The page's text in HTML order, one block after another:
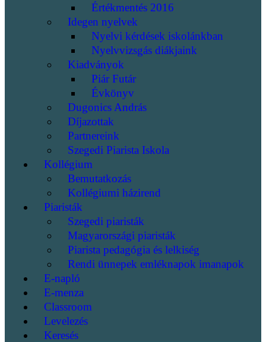
Értékmentés 2016
Idegen nyelvek
Nyelvi kérdések iskolánkban
Nyelvvizsgás diákjaink
Kiadványok
Piár Futár
Évkönyv
Dugonics András
Díjazottak
Partnereink
Szegedi Piarista Iskola
Kollégium
Bemutatkozás
Kollégiumi házirend
Piaristák
Szegedi piaristák
Magyarországi piaristák
Piarista pedagógia és lelkiség
Rendi ünnepek emléknapok imanapok
E-napló
E-menza
Classroom
Levelezés
Keresés